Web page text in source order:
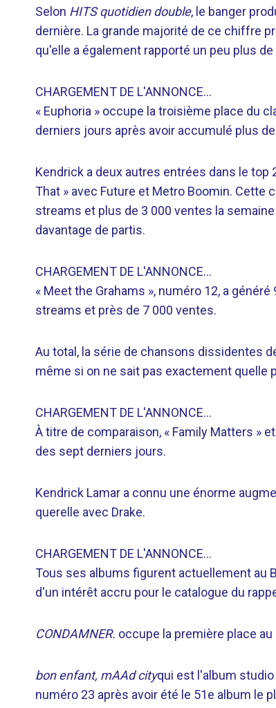
Selon HITS quotidien double, le banger
dernière. La grande majorité de ce chiffre
qu'elle a également rapporté un peu plus
CHARGEMENT DE L'ANNONCE…
« Euphoria » occupe la troisième place du
derniers jours après avoir accumulé plus
Kendrick a deux autres entrées dans le top
That » avec Future et Metro Boomin. Cette
streams et plus de 3 000 ventes la
davantage de partis.
CHARGEMENT DE L'ANNONCE…
« Meet the Grahams », numéro 12, a
streams et près de 7 000 ventes.
Au total, la série de chansons dissidentes
même si on ne sait pas exactement quelle
CHARGEMENT DE L'ANNONCE…
À titre de comparaison, « Family Matters »
des sept derniers jours.
Kendrick Lamar a connu une énorme
querelle avec Drake.
CHARGEMENT DE L'ANNONCE…
Tous ses albums figurent actuellement au
d'un intérêt accru pour le catalogue du
CONDAMNER. occupe la première place
bon enfant, mAAd cityqui est l'album
numéro 23 après avoir été le 51e album le